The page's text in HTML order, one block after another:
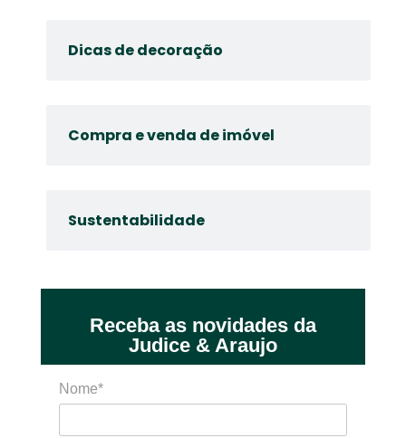
Dicas de decoração
Compra e venda de imóvel
Sustentabilidade
Receba as novidades da
Judice & Araujo
Nome*